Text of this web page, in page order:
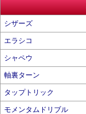
シザーズ
エラシコ
シャペウ
軸裏ターン
タップトリック
モメンタムドリブル